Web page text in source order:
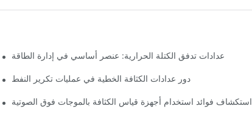
عدادات تدفق الكتلة الحرارية: عنصر أساسي في إدارة الطاقة
دور عدادات الكثافة الخطية في عمليات تكرير النفط
استكشاف فوائد استخدام أجهزة قياس الكثافة بالموجات فوق الصوتية